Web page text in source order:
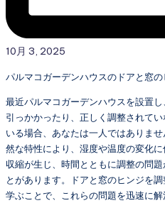
10月 3, 2025
パルマコガーデンハウスのドアと窓
最近パルマコガーデンハウスを設置
引っかかったり、正しく調整されて
いる場合、あなたは一人ではありませ
然な特性により、湿度や温度の変化
収縮が生じ、時間とともに調整の問題
とがあります。ドアと窓のヒンジを
学ぶことで、これらの問題を迅速に解